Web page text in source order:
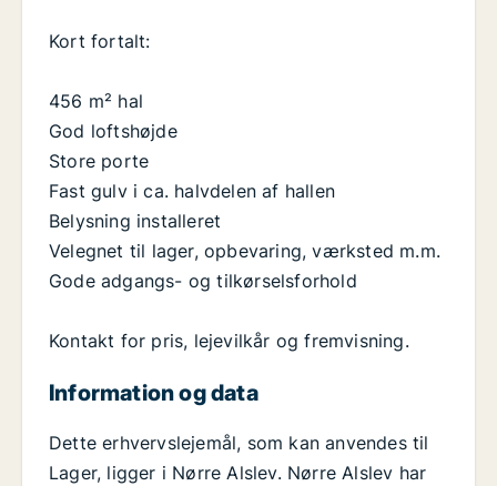
Kort fortalt:
456 m² hal
God loftshøjde
Store porte
Fast gulv i ca. halvdelen af hallen
Belysning installeret
Velegnet til lager, opbevaring, værksted m.m.
Gode adgangs- og tilkørselsforhold
Kontakt for pris, lejevilkår og fremvisning.
Information og data
Dette erhvervslejemål, som kan anvendes til
Lager, ligger i Nørre Alslev. Nørre Alslev har